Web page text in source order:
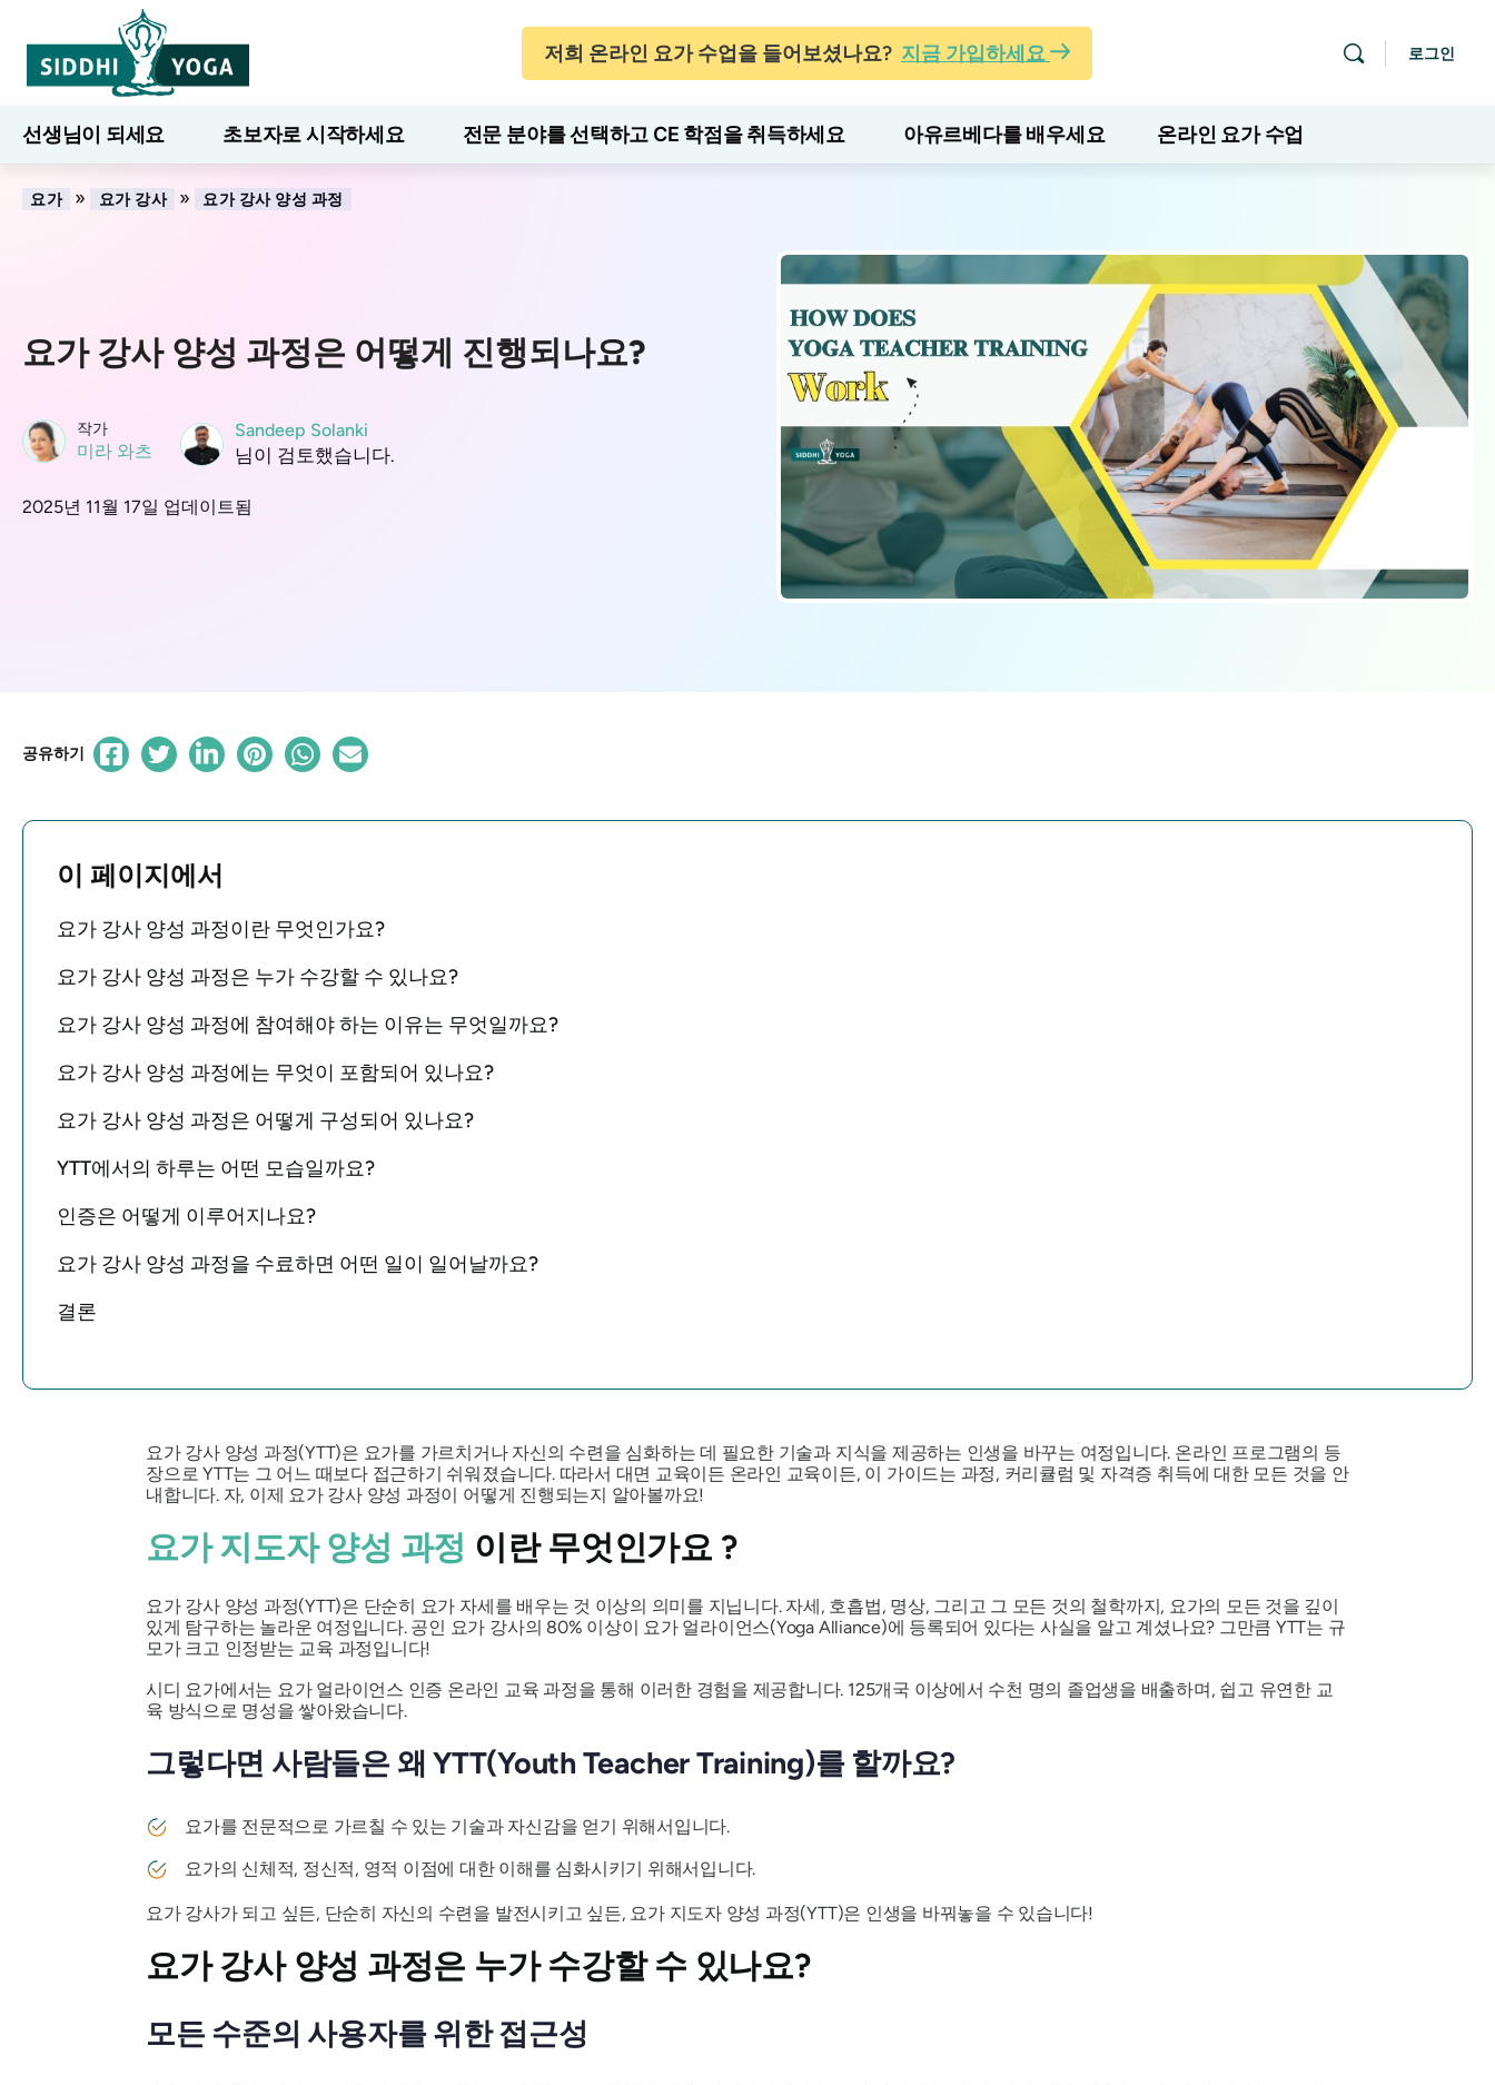
저희 온라인 요가 수업을 들어보셨나요? 지금 가입하세요 로그인
선생님이 되세요 초보자로 시작하세요 전문 분야를 선택하고 CE 학점을 취득하세요 아유르베다를 배우세요 온라인 요가 수업
7일간의 웰니스 블로그 배우다
요가 » 요가 강사 » 요가 강사 양성 과정
요가 강사 양성 과정은 어떻게 진행되나요?
작가
미라 와츠
Sandeep Solanki
님이 검토했습니다.
2025년 11월 17일 업데이트됨
공유하기
이 페이지에서
요가 강사 양성 과정이란 무엇인가요?
요가 강사 양성 과정은 누가 수강할 수 있나요?
요가 강사 양성 과정에 참여해야 하는 이유는 무엇일까요?
요가 강사 양성 과정에는 무엇이 포함되어 있나요?
요가 강사 양성 과정은 어떻게 구성되어 있나요?
YTT에서의 하루는 어떤 모습일까요?
인증은 어떻게 이루어지나요?
요가 강사 양성 과정을 수료하면 어떤 일이 일어날까요?
결론
요가 강사 양성 과정(YTT)은 요가를 가르치거나 자신의 수련을 심화하는 데 필요한 기술과 지식을 제공하는 인생을 바꾸는 여정입니다. 온라인 프로그램의 등
장으로 YTT는 그 어느 때보다 접근하기 쉬워졌습니다. 따라서 대면 교육이든 온라인 교육이든, 이 가이드는 과정, 커리큘럼 및 자격증 취득에 대한 모든 것을 안
내합니다. 자, 이제 요가 강사 양성 과정이 어떻게 진행되는지 알아볼까요!
요가 지도자 양성 과정 이란 무엇인가요 ?
요가 강사 양성 과정(YTT)은 단순히 요가 자세를 배우는 것 이상의 의미를 지닙니다. 자세, 호흡법, 명상, 그리고 그 모든 것의 철학까지, 요가의 모든 것을 깊이
있게 탐구하는 놀라운 여정입니다. 공인 요가 강사의 80% 이상이 요가 얼라이언스(Yoga Alliance)에 등록되어 있다는 사실을 알고 계셨나요? 그만큼 YTT는 규
모가 크고 인정받는 교육 과정입니다!
시디 요가에서는 요가 얼라이언스 인증 온라인 교육 과정을 통해 이러한 경험을 제공합니다. 125개국 이상에서 수천 명의 졸업생을 배출하며, 쉽고 유연한 교
육 방식으로 명성을 쌓아왔습니다.
그렇다면 사람들은 왜 YTT(Youth Teacher Training)를 할까요?
요가를 전문적으로 가르칠 수 있는 기술과 자신감을 얻기 위해서입니다.
요가의 신체적, 정신적, 영적 이점에 대한 이해를 심화시키기 위해서입니다.
요가 강사가 되고 싶든, 단순히 자신의 수련을 발전시키고 싶든, 요가 지도자 양성 과정(YTT)은 인생을 바꿔놓을 수 있습니다!
요가 강사 양성 과정은 누가 수강할 수 있나요?
모든 수준의 사용자를 위한 접근성